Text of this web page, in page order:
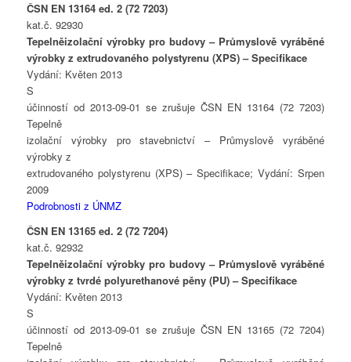
ČSN EN 13164 ed. 2 (72 7203)
kat.č. 92930
Tepelněizolační výrobky pro budovy – Průmyslově vyráběné
výrobky z extrudovaného polystyrenu (XPS) – Specifikace
Vydání: Květen 2013
S
účinností od 2013-09-01 se zrušuje ČSN EN 13164 (72 7203)
Tepelně
izolační výrobky pro stavebnictví – Průmyslově vyráběné
výrobky z
extrudovaného polystyrenu (XPS) – Specifikace; Vydání: Srpen
2009
Podrobnosti z ÚNMZ
ČSN EN 13165 ed. 2 (72 7204)
kat.č. 92932
Tepelněizolační výrobky pro budovy – Průmyslově vyráběné
výrobky z tvrdé polyurethanové pěny (PU) – Specifikace
Vydání: Květen 2013
S
účinností od 2013-09-01 se zrušuje ČSN EN 13165 (72 7204)
Tepelně